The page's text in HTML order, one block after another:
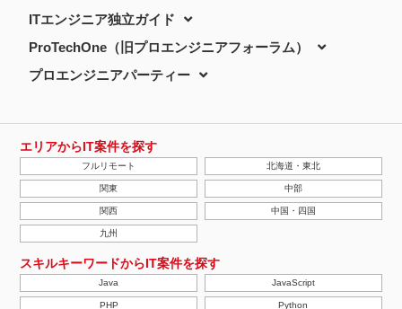
ITエンジニア独立ガイド
ProTechOne（旧プロエンジニアフォーラム）
プロエンジニアパーティー
エリアからIT案件を探す
フルリモート 北海道・東北
関東 中部
関西 中国・四国
九州
スキルキーワードからIT案件を探す
Java JavaScript
PHP Python